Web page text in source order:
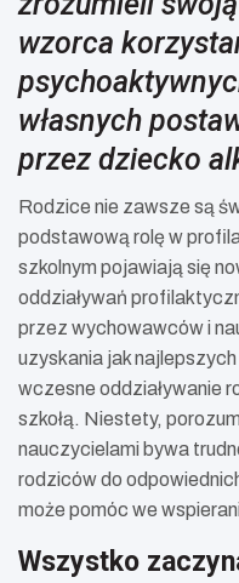
wzorca
własnych
przez dziecko
Rodzice nie zawsze są
podstawową rolę w
szkolnym pojawiają się
oddziaływań
przez wychowawców i
uzyskania jak
wczesne oddziaływanie
szkołą. Niestety,
nauczycielami bywa
rodziców do
może pomóc we
Wszystko